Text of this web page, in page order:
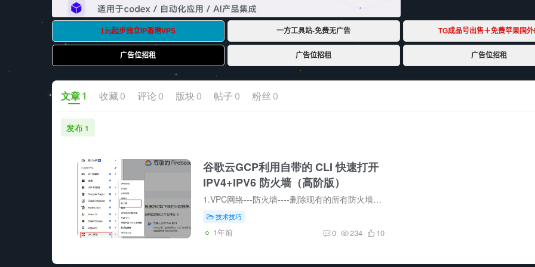
文章1 收藏 0 评论 0 版块 0 帖子 0 粉丝 0
发布 1
谷歌云GCP利用自带的 CLI 快速打开
IPV4+IPV6 防火墙（高阶版）
1.VPC网络---防火墙----删除现有的所有防火墙2.点击右上角的Cloud Shell 等待进入到系统3.帮下列代码复制黏贴运行，点击回车等待代码运行并且完成curl -Ls https://raw.githubusercontent.com/n...
技术技巧
1年前 0 234 10